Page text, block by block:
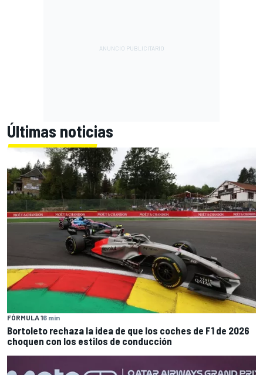
Últimas noticias
FÓRMULA 16 min
Bortoleto rechaza la idea de que los coches de F1 de 2026
choquen con los estilos de conducción